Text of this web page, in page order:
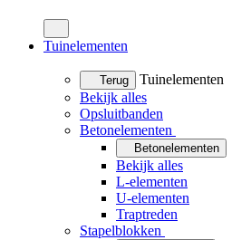
Tuinelementen
Terug
Tuinelementen
Bekijk alles
Opsluitbanden
Betonelementen
Betonelementen
Bekijk alles
L-elementen
U-elementen
Traptreden
Stapelblokken